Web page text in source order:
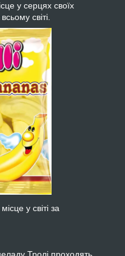
у серцях своїх
світі.
у світі за